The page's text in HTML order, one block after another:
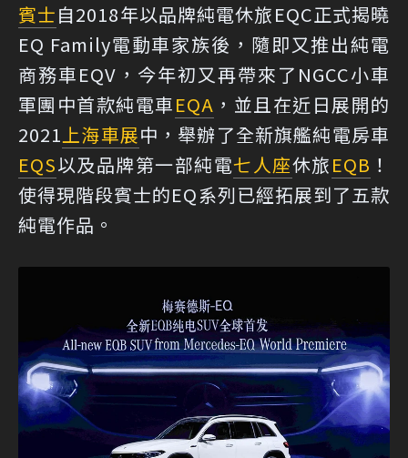
賓士自2018年以品牌純電休旅EQC正式揭曉
EQ Family電動車家族後，隨即又推出純電
商務車EQV，今年初又再帶來了NGCC小車
軍團中首款純電車EQA ，並且在近日展開的
2021上海車展中，舉辦了全新旗艦純電房車
EQS以及品牌第一部純電七人座休旅EQB ！
使得現階段賓士的EQ系列已經拓展到了五款
純電作品。